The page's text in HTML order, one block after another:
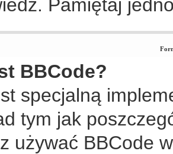
Pamiętaj
BBCode?
specjalną
tym jak
używać BBCode